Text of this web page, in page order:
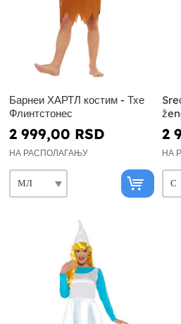
Барнеи ХАРТЛ костим - Тхе
Флинтстонес
2 999,00 RSD
НА РАСПОЛАГАЊУ
2
НА